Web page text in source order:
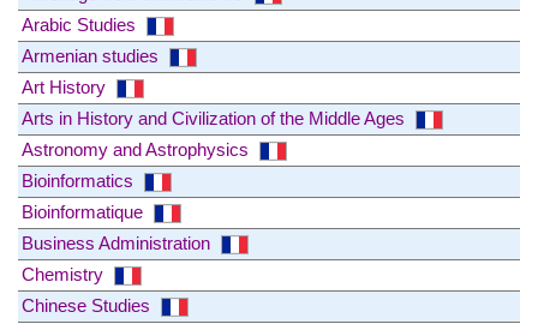
Arabic Studies
Armenian studies
Art History
Arts in History and Civilization of the Middle Ages
Astronomy and Astrophysics
Bioinformatics
Bioinformatique
Business Administration
Chemistry
Chinese Studies